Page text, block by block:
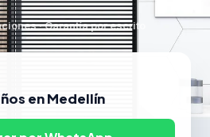
· Garantía por escrito
en Medellín